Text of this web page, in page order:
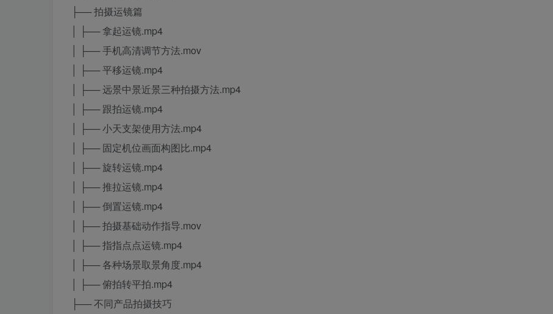
├── 拍摄运镜篇
│ ├── 拿起运镜.mp4
│ ├── 手机高清调节方法.mov
│ ├── 平移运镜.mp4
│ ├── 远景中景近景三种拍摄方法.mp4
│ ├── 跟拍运镜.mp4
│ ├── 小天支架使用方法.mp4
│ ├── 固定机位画面构图比.mp4
│ ├── 旋转运镜.mp4
│ ├── 推拉运镜.mp4
│ ├── 倒置运镜.mp4
│ ├── 拍摄基础动作指导.mov
│ ├── 指指点点运镜.mp4
│ ├── 各种场景取景角度.mp4
│ ├── 俯拍转平拍.mp4
├── 不同产品拍摄技巧